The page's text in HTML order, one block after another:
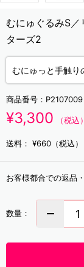
むにゅぐるみS
ターズ2
むにゅっと手触り
商品番号： P2107009
¥3,300 （税込）
送料： ¥660（税込）
お客様都合での返品
数量：